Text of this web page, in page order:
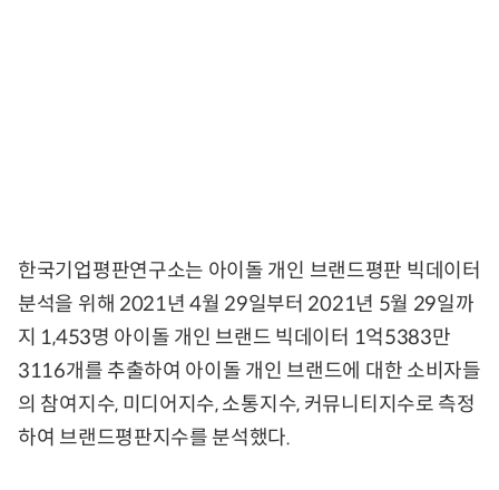
한국기업평판연구소는 아이돌 개인 브랜드평판 빅데이터
분석을 위해 2021년 4월 29일부터 2021년 5월 29일까
지 1,453명 아이돌 개인 브랜드 빅데이터 1억5383만
3116개를 추출하여 아이돌 개인 브랜드에 대한 소비자들
의 참여지수, 미디어지수, 소통지수, 커뮤니티지수로 측정
하여 브랜드평판지수를 분석했다.